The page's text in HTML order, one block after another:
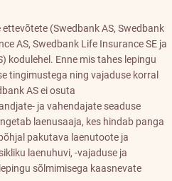
(Swedbank AS, Swedbank
AS, Swedbank Life Insurance SE ja
kodulehel. Enne mis tahes lepingu
tingimustega ning vajaduse korral
AS ei osuta
ja vahendajate seaduse
laenusaaja, kes hindab panga
pakutava laenutoote ja
laenuhuvi, -vajaduse ja
sõlmimisega kaasnevate